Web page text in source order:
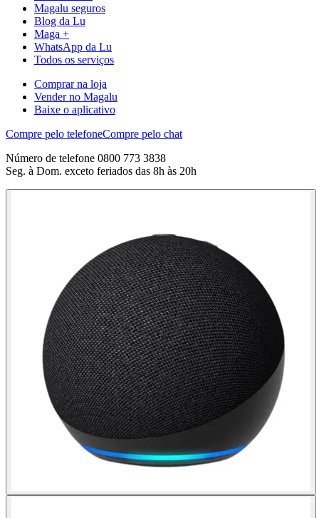
Magalu seguros
Blog da Lu
Maga +
WhatsApp da Lu
Todos os serviços
Comprar na loja
Vender no Magalu
Baixe o aplicativo
Compre pelo telefoneCompre pelo chat
Número de telefone 0800 773 3838
Seg. à Dom. exceto feriados das 8h às 20h